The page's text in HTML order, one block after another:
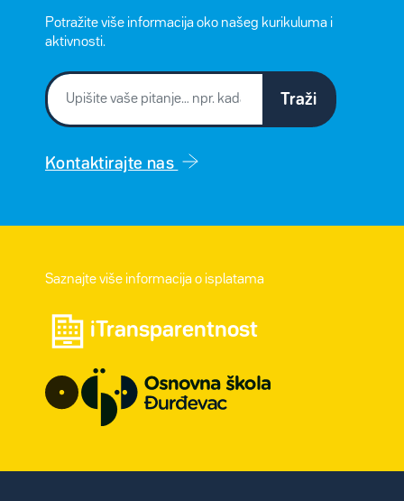
Potražite više informacija oko našeg kurikuluma i
aktivnosti.
Traži
Kontaktirajte nas
Saznajte više informacija o isplatama
iTransparentnost